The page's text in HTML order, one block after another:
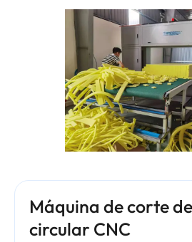
Máquina de corte
circular CNC